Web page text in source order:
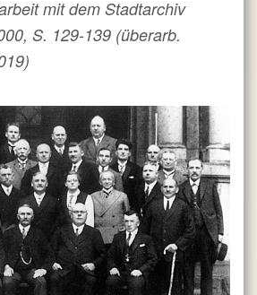
mit dem Stadtarchiv
S. 129-139 (überarb.